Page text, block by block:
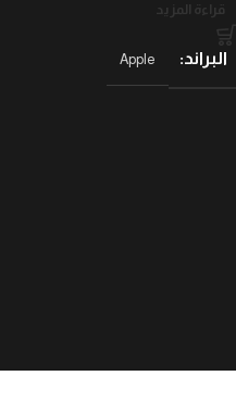
قراءة المزيد
البراند Apple